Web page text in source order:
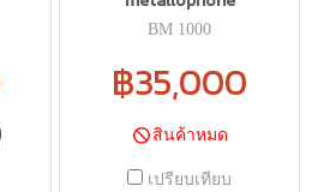
BM 1000
฿35,000
สินค้าหมด
เปรียบเทียบ